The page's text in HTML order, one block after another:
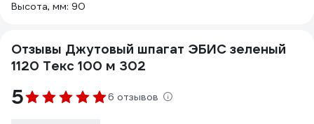
Высота, мм: 90
Отзывы Джутовый шпагат ЭБИС зеленый
1120 Текс 100 м 302
5 6 отзывов